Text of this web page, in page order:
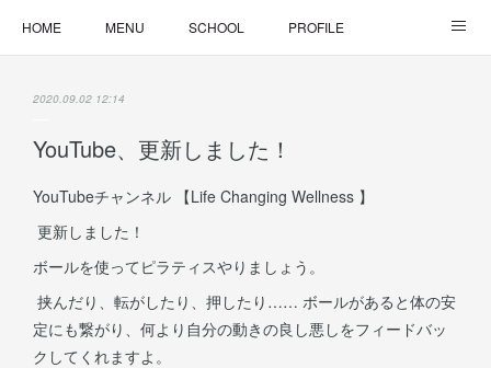
HOME MENU SCHOOL PROFILE
2020.09.02 12:14
YouTube、更新しました！
YouTubeチャンネル 【Life Changing Wellness 】
更新しました！
ボールを使ってピラティスやりましょう。
挟んだり、転がしたり、押したり…… ボールがあると体の安
定にも繋がり、何より自分の動きの良し悪しをフィードバッ
クしてくれますよ。